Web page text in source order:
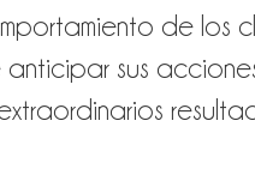
de los
sus